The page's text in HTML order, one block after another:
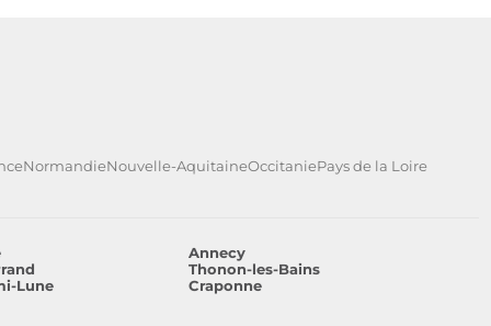
NormandieNouvelle-AquitaineOccitaniePays de la Loire
Annecy
Thonon-les-Bains
Lune
Craponne